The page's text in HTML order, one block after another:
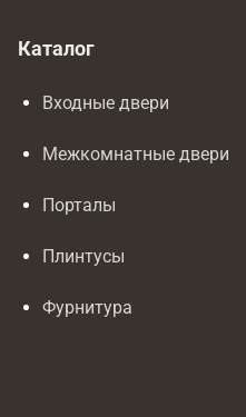
Каталог
Входные двери
Межкомнатные двери
Порталы
Плинтусы
Фурнитура